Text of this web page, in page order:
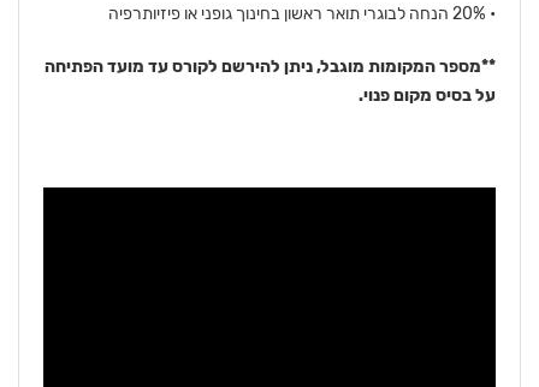
• 20% הנחה לבוגרי תואר ראשון בחינוך גופני או פיזיותרפיה
**מספר המקומות מוגבל, ניתן להירשם לקורס עד מועד הפתיחה
על בסיס מקום פנוי.